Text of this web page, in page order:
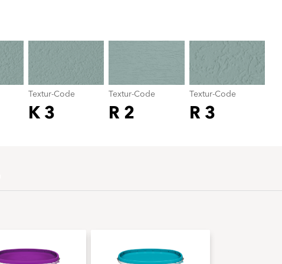
Textur-Code
K 3
Textur-Code
R 2
Textur-Code
R 3